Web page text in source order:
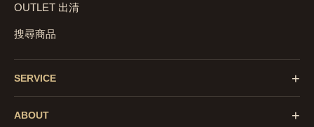
OUTLET 出清
搜尋商品
SERVICE +
ABOUT +